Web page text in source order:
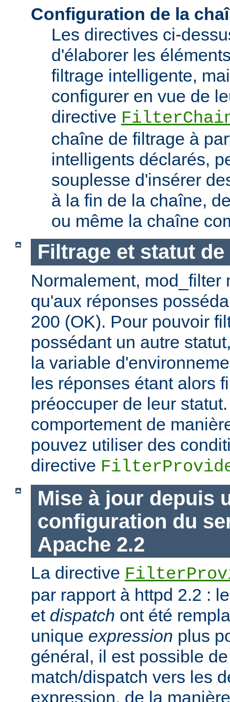
Configuration de la
Les directives ci-
d'élaborer les
filtrage intelligente,
configurer en vue de
directive
chaîne de filtrage à
intelligents déclarés,
souplesse d'insérer
à la fin de la chaîne,
ou même la chaîne
Filtrage et statut
Normalement, mod_filter
qu'aux réponses
200 (OK). Pour pouvoir
possédant un autre
la variable
les réponses étant alors
préoccuper de leur
comportement de
pouvez utiliser des
directive
Mise à jour depuis
configuration du
Apache 2.2
La directive
par rapport à httpd 2.2 :
et dispatch ont été
unique expression plus
général, il est possible
match/dispatch vers les
expression, de la